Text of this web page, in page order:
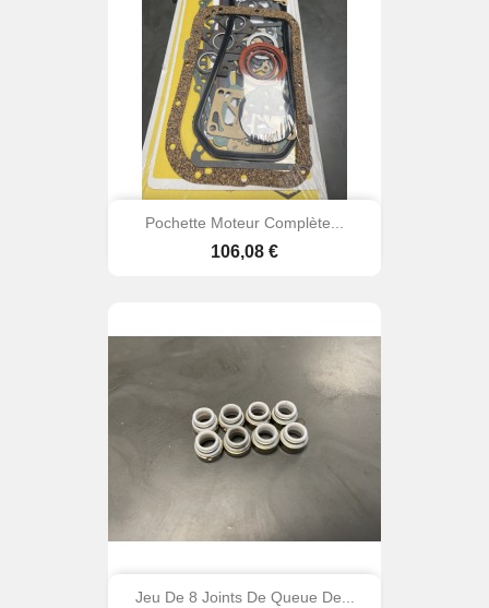
Pochette Moteur Complète...
Prix
106,08 €
Jeu De 8 Joints De Queue De...